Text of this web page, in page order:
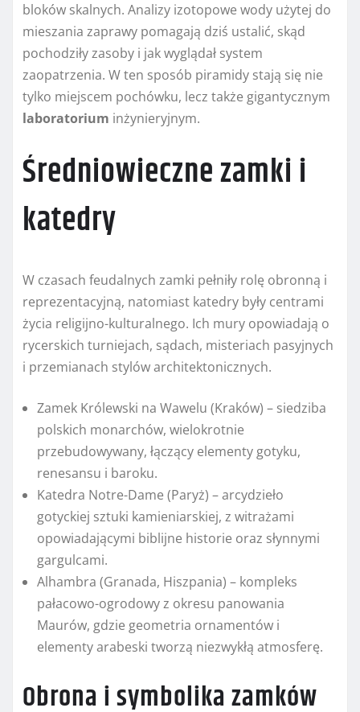
bloków skalnych. Analizy izotopowe wody użytej do
mieszania zaprawy pomagają dziś ustalić, skąd
pochodziły zasoby i jak wyglądał system
zaopatrzenia. W ten sposób piramidy stają się nie
tylko miejscem pochówku, lecz także gigantycznym
laboratorium inżynieryjnym.
Średniowieczne zamki i
katedry
W czasach feudalnych zamki pełniły rolę obronną i
reprezentacyjną, natomiast katedry były centrami
życia religijno-kulturalnego. Ich mury opowiadają o
rycerskich turniejach, sądach, misteriach pasyjnych
i przemianach stylów architektonicznych.
Zamek Królewski na Wawelu (Kraków) – siedziba
polskich monarchów, wielokrotnie
przebudowywany, łączący elementy gotyku,
renesansu i baroku.
Katedra Notre-Dame (Paryż) – arcydzieło
gotyckiej sztuki kamieniarskiej, z witrażami
opowiadającymi biblijne historie oraz słynnymi
gargulcami.
Alhambra (Granada, Hiszpania) – kompleks
pałacowo-ogrodowy z okresu panowania
Maurów, gdzie geometria ornamentów i
elementy arabeski tworzą niezwykłą atmosferę.
Obrona i symbolika zamków